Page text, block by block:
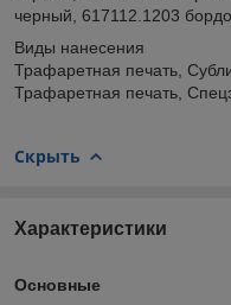
черный, 617112.1203
Виды нанесения
Трафаретная печать,
Трафаретная печать,
Скрыть
Характеристики
Основные